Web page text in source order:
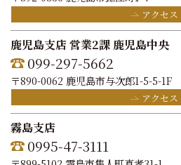
アクセス
鹿児島支店 営業2課 鹿児島中央
099-297-5662
〒890-0062 鹿児島市与次郎1-5-5-1F
アクセス
霧島支店
0995-47-3111